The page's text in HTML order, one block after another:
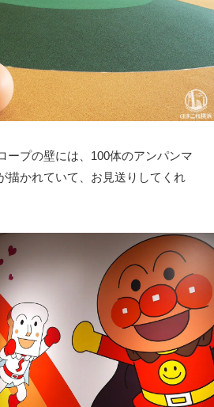
ープの壁には、100体のアンパンマ
描かれていて、お見送りしてくれ